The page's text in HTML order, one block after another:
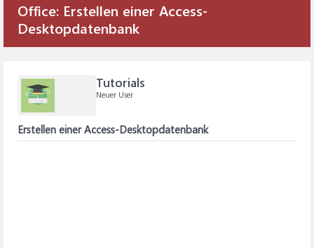
Office: Erstellen einer Access-
Desktopdatenbank
Tutorials
Neuer User
Erstellen einer Access-Desktopdatenbank